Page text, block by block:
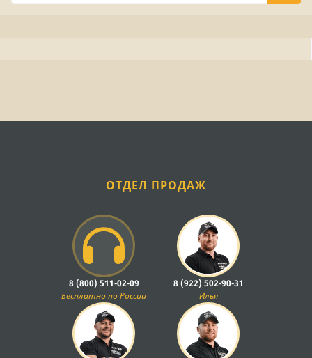
ОТДЕЛ ПРОДАЖ
8 (800) 511-02-09
Бесплатно по России
8 (922) 502-90-31
Илья